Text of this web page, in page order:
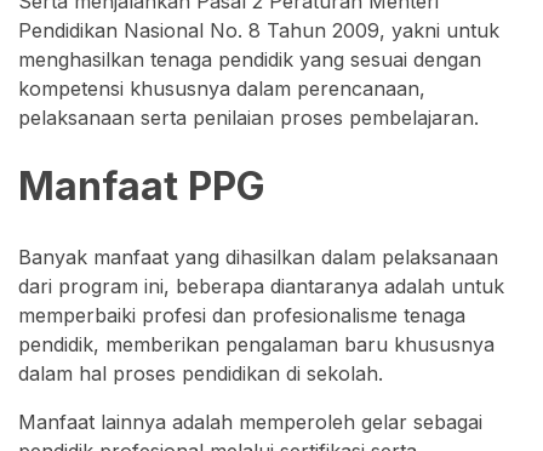
Pendidikan Nasional No. 8 Tahun 2009, yakni untuk
menghasilkan tenaga pendidik yang sesuai dengan
kompetensi khususnya dalam perencanaan,
pelaksanaan serta penilaian proses pembelajaran.
Manfaat PPG
Banyak manfaat yang dihasilkan dalam pelaksanaan
dari program ini, beberapa diantaranya adalah untuk
memperbaiki profesi dan profesionalisme tenaga
pendidik, memberikan pengalaman baru khususnya
dalam hal proses pendidikan di sekolah.
Manfaat lainnya adalah memperoleh gelar sebagai